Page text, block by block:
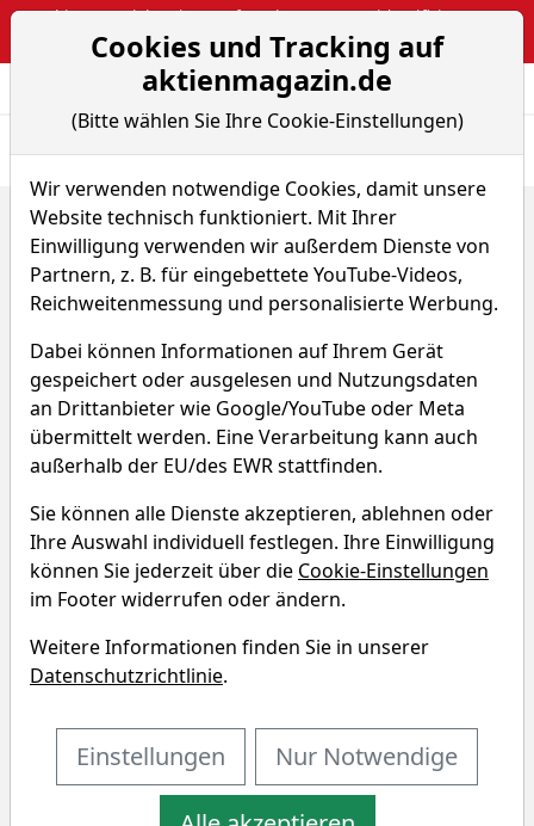
Webinar: Berichtsaison auf Hochtouren – So identifiziert man
Pivotal-News-Points
Aktien- und
Home Aktien eBay Inc. Sparplan-Simulator
eBay Aktie
eBay Sparplan-Simulator
Startkapital monatlicher Sparbetrag
Startdatum wählen
Cookies und Tracking auf
aktienmagazin.de
(Bitte wählen Sie Ihre Cookie-Einstellungen)
Wir verwenden notwendige Cookies, damit unsere
Website technisch funktioniert. Mit Ihrer
Einwilligung verwenden wir außerdem Dienste von
Partnern, z. B. für eingebettete YouTube-Videos,
Reichweitenmessung und personalisierte Werbung.
Dabei können Informationen auf Ihrem Gerät
gespeichert oder ausgelesen und Nutzungsdaten
an Drittanbieter wie Google/YouTube oder Meta
übermittelt werden. Eine Verarbeitung kann auch
außerhalb der EU/des EWR stattfinden.
Sie können alle Dienste akzeptieren, ablehnen oder
Ihre Auswahl individuell festlegen. Ihre Einwilligung
können Sie jederzeit über die Cookie-Einstellungen
im Footer widerrufen oder ändern.
Weitere Informationen finden Sie in unserer
Datenschutzrichtlinie.
Einstellungen Nur Notwendige